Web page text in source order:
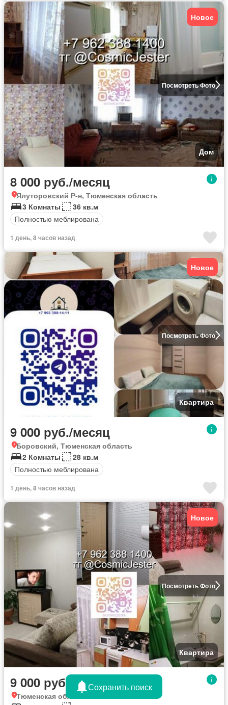
Посмотреть Фото
Новое
Дом
8 000 руб./месяц
Ялуторовский Р-н, Тюменская область
3 Комнаты
36 кв.м
Полностью меблирована
1 день, 8 часов назад
Посмотреть Фото
Новое
Квартира
9 000 руб./месяц
Боровский, Тюменская область
2 Комнаты
28 кв.м
Полностью меблирована
1 день, 8 часов назад
Посмотреть Фото
Новое
Квартира
9 000 руб./месяц
Тюменская область
Сохранить поиск